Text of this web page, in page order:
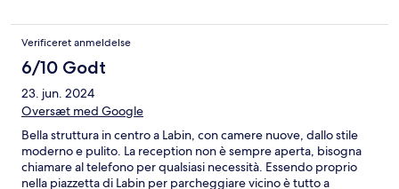
Verificeret anmeldelse
6/10 Godt
23. jun. 2024
Oversæt med Google
Bella struttura in centro a Labin, con camere nuove, dallo stile
moderno e pulito. La reception non è sempre aperta, bisogna
chiamare al telefono per qualsiasi necessità. Essendo proprio
nella piazzetta di Labin per parcheggiare vicino è tutto a